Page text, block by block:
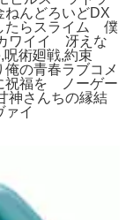
ねんどろいどDX
たらスライム 僕
ワイイ 冴えな
術廻戦,約束
の青春ラブコメ
祝福を ノーゲー
さんちの縁結
イ